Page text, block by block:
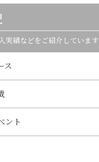
実績などをご紹介しています
ス
ント